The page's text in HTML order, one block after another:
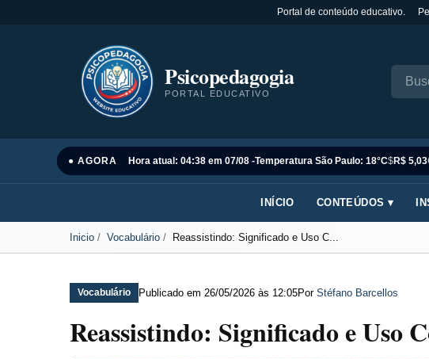
Portal de conteúdo educativo.
Psicopedagogia
PORTAL EDUCATIVO
● AGORA Hora atual: 04:38 em 07/08 -Temperatura São Paulo: 18°C$R$ 5,03
INÍCIO CONTEÚDOS ▾
Inicio Vocabulário Reassistindo: Significado e Uso C...
Vocabulário Publicado em 26/05/2026 às 12:05Por Stéfano Barcellos
Reassistindo: Significado e Uso